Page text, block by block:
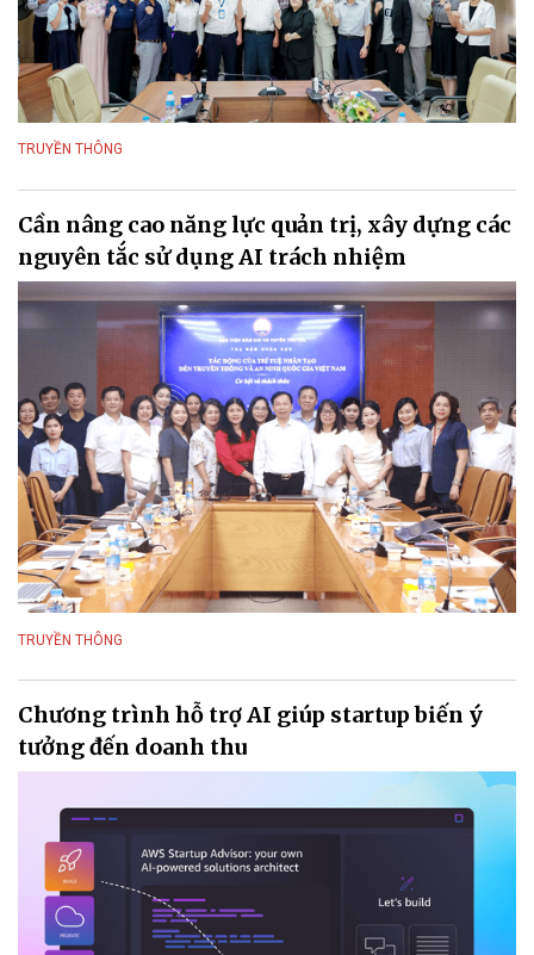
TRUYỀN THÔNG
Cần nâng cao năng lực quản trị, xây dựng các
nguyên tắc sử dụng AI trách nhiệm
TRUYỀN THÔNG
Chương trình hỗ trợ AI giúp startup biến ý
tưởng đến doanh thu